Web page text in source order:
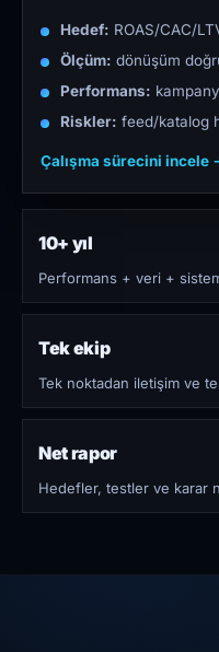
Hedef: ROAS/CAC/
Ölçüm: dönüşüm
Performans:
Riskler: feed/katalog
Çalışma sürecini incele
10+ yıl
Performans + veri +
Tek ekip
Tek noktadan iletişim ve
Net rapor
Hedefler, testler ve karar